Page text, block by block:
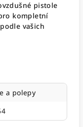
pistole
kompletní
vašich
a polepy